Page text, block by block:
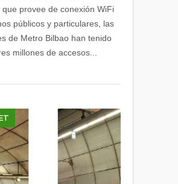
millones
de
conexiones
que provee de conexión WiFi
públicos y particulares, las
de Metro Bilbao han tenido
millones de accesos...